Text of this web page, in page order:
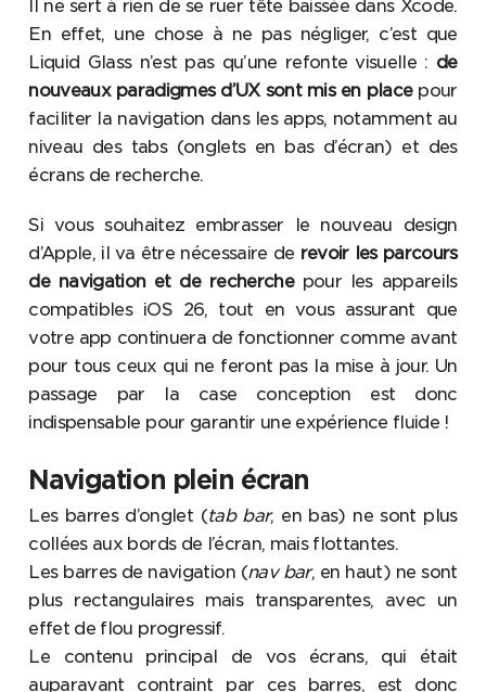
Il ne sert à rien de se ruer tête baissée dans Xcode.
En effet, une chose à ne pas négliger, c’est que
Liquid Glass n’est pas qu’une refonte visuelle : de
nouveaux paradigmes d’UX sont mis en placepour
faciliter la navigation dans les apps, notamment au
niveau des tabs (onglets en bas d’écran) et des
écrans de recherche.
Si vous souhaitez embrasser le nouveau design
d’Apple, il va être nécessaire de revoir les parcours
de navigation et de recherchepour les appareils
compatibles iOS 26, tout en vous assurant que
votre app continuera de fonctionner comme avant
pour tous ceux qui ne feront pas la mise à jour. Un
passage par la case conception est donc
indispensable pour garantir une expérience fluide !
Navigation plein écran
Les barres d’onglet (tab bar, en bas) ne sont plus
collées aux bords de l’écran, mais flottantes.
Les barres de navigation (nav bar, en haut) ne sont
plus rectangulaires mais transparentes, avec un
effet de flou progressif.
Le contenu principal de vos écrans, qui était
auparavant contraint par ces barres, est donc